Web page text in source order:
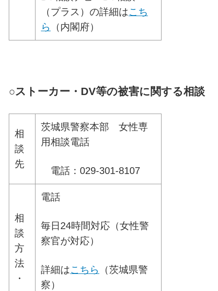
（プラス）の詳細はこち
ら
（内閣府）
○ストーカー・DV等の被害に関する相談
相
談
先
茨城県警察本部 女性専
用相談電話
電話：029-301-8107
相
談
方
法
・
電話
毎日24時間対応（女性警
察官が対応）
詳細はこちら
（茨城県警
察）